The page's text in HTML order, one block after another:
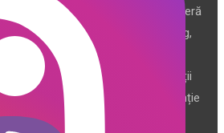
de mobilier în Chișinău. Descoperă
pentru birou, bucătărie, living,
Calitate, funcționalitate și design
spațiu.Îți punem la dispoziție soluții
direct de la producător, cu garanție
gratuită pentru proiectul tău